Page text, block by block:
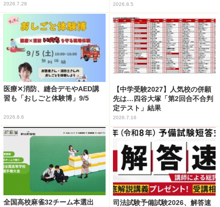
2026.7.28 2026.8.5
医療✕消防、縫合デモやAED講
習も「おしごと体験博」9/5
2026.8.6
【中学受験2027】人気校の併願
先は…四谷大塚「第2回合不合判
定テスト」結果
2026.7.16
全国高校麻雀32チーム本選出
司法試験予備試験2026、解答速